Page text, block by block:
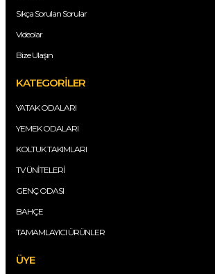
Sıkça Sorulan Sorular
Videolar
Bize Ulaşın
KATEGORİLER
YATAK ODALARI
YEMEK ODALARI
KOLTUK TAKIMLARI
TV ÜNİTELERİ
GENÇ ODASI
BAHÇE
TAMAMLAYICI ÜRÜNLER
ÜYE